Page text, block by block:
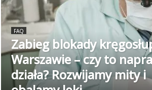
FAQ
Zabieg blokady
Warszawie – czy to
działa? Rozwijamy mity i